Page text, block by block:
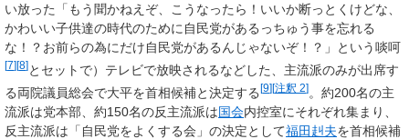
い放った「 もう聞かねえぞ、こうなったら！いいか断っとくけどな、
かわいい子供達の時代のために自民党があるっちゅう事を忘れる
な！？お前らの為にだけ自民党があるんじゃないぞ！？ 」という啖呵
[7][8] とセットで）テレビで放映されるなどした、主流派のみが出席す
る両院議員総会で大平を首相候補と決定する[9][注釈 2]。約200名の主
流派は党本部、約150名の反主流派は国会内控室にそれぞれ集まり、
反主流派は「自民党をよくする会」の決定として福田赳夫を首相候補